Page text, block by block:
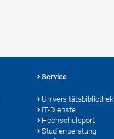
Service
Universitätsbibliothek
IT-Dienste
Hochschulsport
Studienberatung